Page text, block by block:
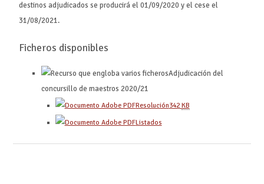
destinos adjudicados se producirá el 01/09/2020 y el cese el
31/08/2021.
Ficheros disponibles
Adjudicación del
concursillo de maestros 2020/21
Resolución342 KB
Listados